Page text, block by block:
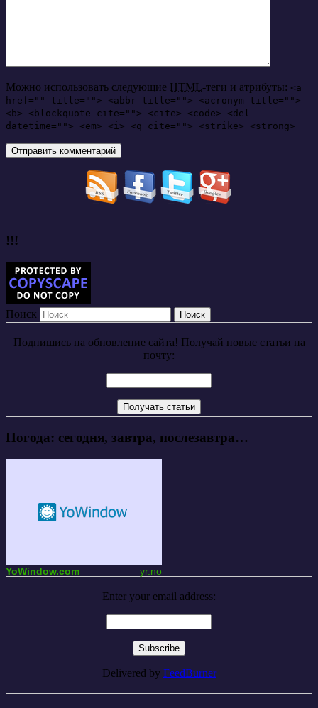
Можно использовать следующие HTML-теги и атрибуты: <a
href="" title=""> <abbr title=""> <acronym title="">
<b> <blockquote cite=""> <cite> <code> <del
datetime=""> <em> <i> <q cite=""> <strike> <strong>
!!!
Поиск
Подпишись на обновление сайта! Получай новые статьи на
почту:
Погода: сегодня, завтра, послезавтра…
YoWindow.com yr.no
Enter your email address:
Delivered by FeedBurner